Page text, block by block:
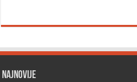
Najnovije